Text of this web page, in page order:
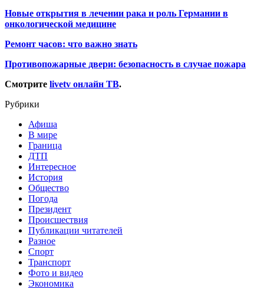
Новые открытия в лечении рака и роль Германии в
онкологической медицине
Ремонт часов: что важно знать
Противопожарные двери: безопасность в случае пожара
Смотрите livetv онлайн ТВ.
Рубрики
Афиша
В мире
Граница
ДТП
Интересное
История
Общество
Погода
Президент
Происшествия
Публикации читателей
Разное
Спорт
Транспорт
Фото и видео
Экономика